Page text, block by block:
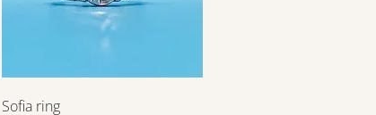
Visualização rápida
Sofia ring